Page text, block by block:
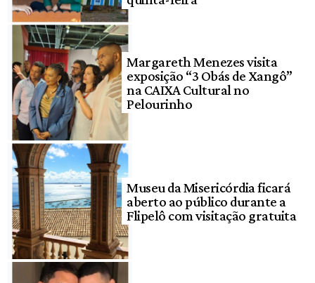
Margareth Menezes visita
exposição “3 Obás de Xangô”
na CAIXA Cultural no
Pelourinho
Museu da Misericórdia ficará
aberto ao público durante a
Flipelô com visitação gratuita